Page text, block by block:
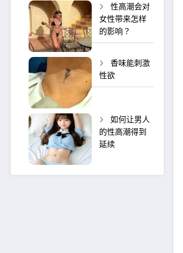
性高潮会对
女性带来怎样
的影响？
香味能刺激
性欲
如何让男人
的性高潮得到
延续